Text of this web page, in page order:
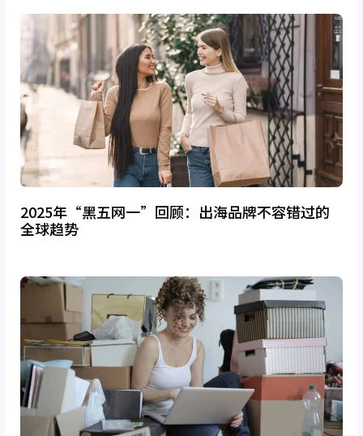
2025年“黑五网一”回顾：出海品牌不容错过的
全球趋势